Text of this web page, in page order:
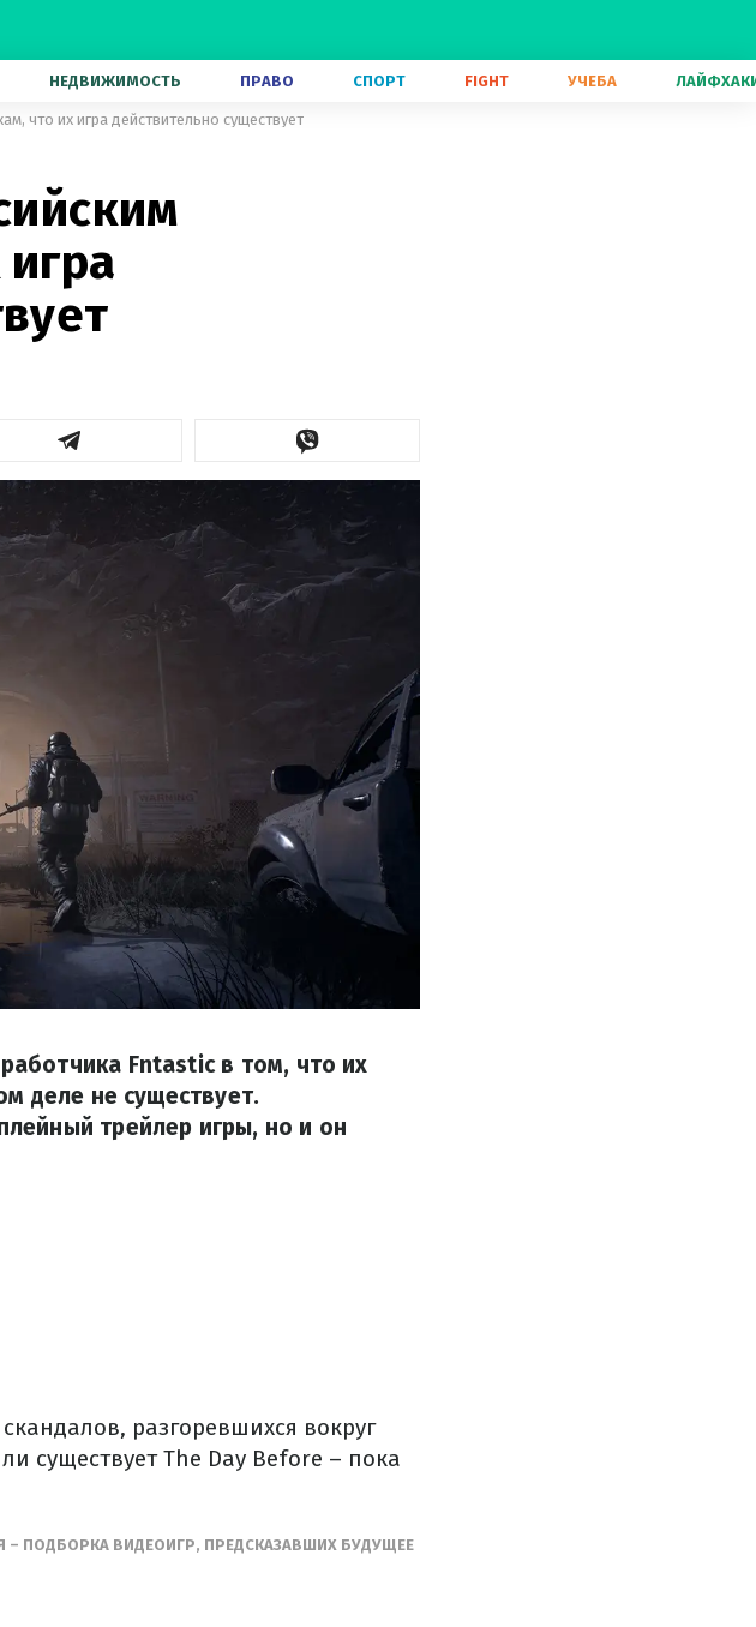
НЕДВИЖИМОСТЬ ПРАВО СПОРТ FIGHT УЧЕБА
что их игра действительно существует
Fntastic в том, что их
деле не существует.
трейлер игры, но и он
разгоревшихся вокруг
существует The Day Before – пока
– ПОДБОРКА ВИДЕОИГР, ПРЕДСКАЗАВШИХ БУДУЩЕЕ